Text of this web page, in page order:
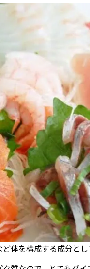
体を構成する成分とし